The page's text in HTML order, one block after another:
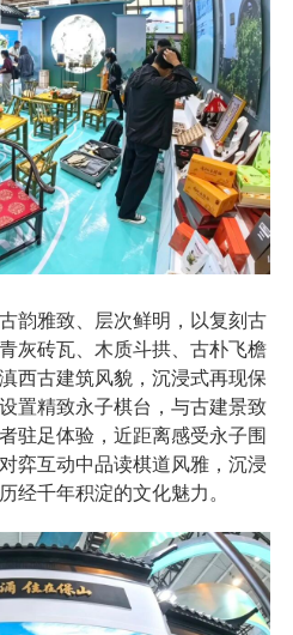
雅致、层次鲜明，以复刻古
灰砖瓦、木质斗拱、古朴飞檐
西古建筑风貌，沉浸式再现保
置精致永子棋台，与古建景致
驻足体验，近距离感受永子围
弈互动中品读棋道风雅，沉浸
经千年积淀的文化魅力。